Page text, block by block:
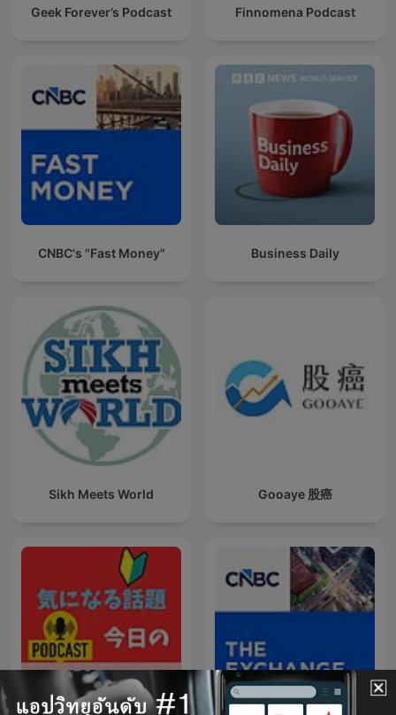
Geek Forever’s Podcast Finnomena Podcast
CNBC's "Fast Money" Business Daily
Sikh Meets World Gooaye 股癌